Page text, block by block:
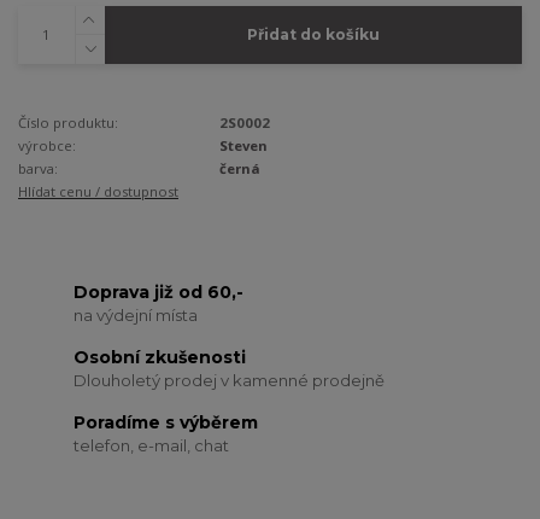
Přidat do košíku
Číslo produktu:
2S0002
výrobce:
Steven
barva:
černá
Hlídat cenu / dostupnost
Doprava již od 60,-
na výdejní místa
Osobní zkušenosti
Dlouholetý prodej v kamenné prodejně
Poradíme s výběrem
telefon, e-mail, chat